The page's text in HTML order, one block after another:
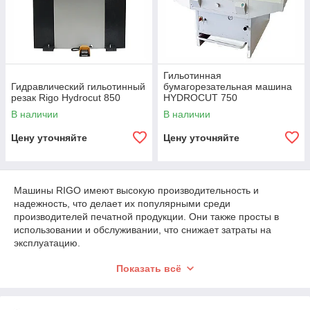
Гидравлический гильотинный
резак Rigo Hydrocut 850
В наличии
Цену уточняйте
Гильотинная
бумагорезательная машина
HYDROCUT 750
В наличии
Цену уточняйте
Машины RIGO имеют высокую производительность и
надежность, что делает их популярными среди
производителей печатной продукции. Они также просты в
использовании и обслуживании, что снижает затраты на
эксплуатацию.
функций, таких как система автоматической подачи бумаги,
Показать всё